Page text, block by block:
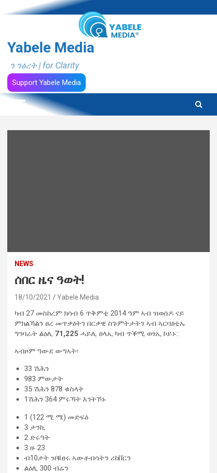
to
Yabele Media
ን ንፅረት | for Clarity
Support Yabele Media
NEWS
ሰበር ዜና ዓወት!
18/10/2021 Yabele Media
ካብ 27 መስከረም ክሳብ 6 ጥቅምቲ 2014 ዓም ኣብ ዝወሰዶ ናይ
ምክልኻልን ፀረ መጥቃዕትን በርቃዊ ስጉምትታትን ኣብ ኣርባዕቲኡ
ግንባራት ልዕሊ 71,225 ሓይሊ ፀላኢ ካብ ጥቕሚ ወፃኢ ኮይኑ::
ኣብዞም ዓውደ ውግኣት፡
33 ሽሕን
983 ምውታት
35 ሽሕን 878 ቁስላት
1ሽሕን 364 ምሩኻት እንትኾኑ
1 (122 ሚ ሜ) መድፍዕ
3 ታንኪ
2 ድሩዓት
3 ዙ 23
ብ10ታት ዝቑፀሩ ኣውቶብሳትን ሪከቨርን
ልዕሊ 300 ብሬን